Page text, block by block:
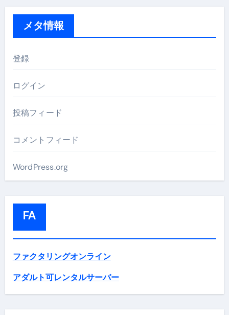
メタ情報
登録
ログイン
投稿フィード
コメントフィード
WordPress.org
FA
ファクタリングオンライン
アダルト可レンタルサーバー